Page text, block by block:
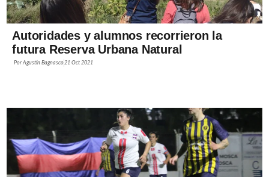
Autoridades y alumnos recorrieron la
futura Reserva Urbana Natural
PorAgustín Bagnasco 21 Oct 2021